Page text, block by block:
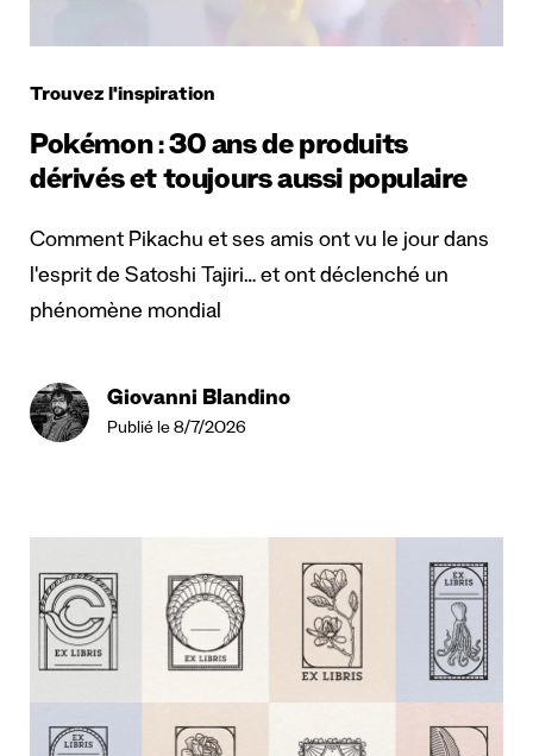
Trouvez l'inspiration
Pokémon : 30 ans de produits
dérivés et toujours aussi populaire
Comment Pikachu et ses amis ont vu le jour dans
l'esprit de Satoshi Tajiri… et ont déclenché un
phénomène mondial
Giovanni Blandino
Publié le 8/7/2026